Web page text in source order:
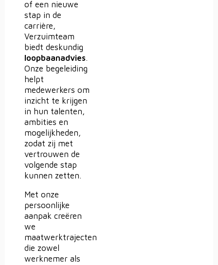
of een nieuwe
stap in de
carrière,
Verzuimteam
biedt deskundig
loopbaanadvies.
Onze begeleiding
helpt
medewerkers om
inzicht te krijgen
in hun talenten,
ambities en
mogelijkheden,
zodat zij met
vertrouwen de
volgende stap
kunnen zetten.
Met onze
persoonlijke
aanpak creëren
we
maatwerktrajecten
die zowel
werknemer als